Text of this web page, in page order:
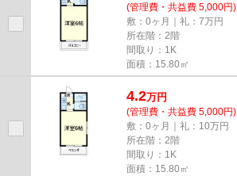
(管理費・共益費 5,000円)
敷：0ヶ月｜礼：7万円
所在階：2階
間取り：1K
面積：15.80㎡
4.2万円
(管理費・共益費 5,000円)
敷：0ヶ月｜礼：10万円
所在階：2階
間取り：1K
面積：15.80㎡